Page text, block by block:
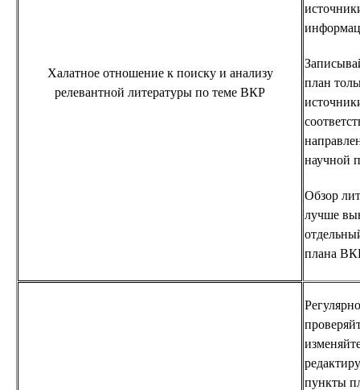
Халатное отношение к поиску и анализу
релевантной литературы по теме ВКР
план
научной
Обзор
лучше
плана
Регулярно
пункты